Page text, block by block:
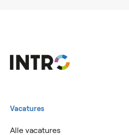
Vacatures
Alle vacatures